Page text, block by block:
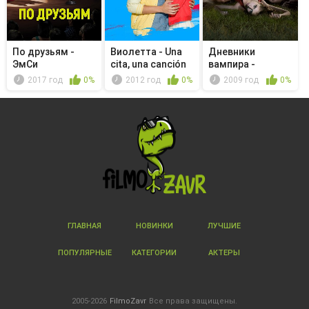
По друзьям -
ЭмСи
выступающий
2017 год 0%
Виолетта - Una
cita, una canción
2012 год 0%
Дневники
вампира -
Преследуемые
2009 год 0%
ГЛАВНАЯ НОВИНКИ ЛУЧШИЕ
ПОПУЛЯРНЫЕ КАТЕГОРИИ АКТЕРЫ
2005-2026 FilmoZavr Все права защищены.